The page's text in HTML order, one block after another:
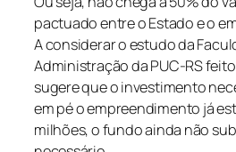
pactuado entre o Estado e o
A considerar o estudo da
Administração da PUC-RS
sugere que o investimento
em pé o empreendimento já
milhões, o fundo ainda não